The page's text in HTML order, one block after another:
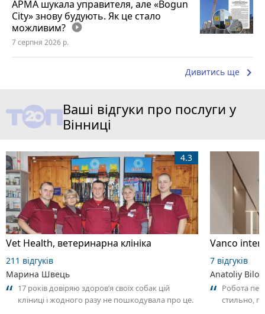
АРМА шукала управителя, але «Bogun
City» знову будують. Як це стало
можливим? play_circle_filled
7 серпня 2026 р.
Дивитись ще keyboard_arrow_right
Ваші відгуки про послуги у
Вінниці
Vet Health, ветеринарна клініка
4.3
211 відгуків
Марина Швець
17 років довіряю здоров’я своїх собак цій
кліниці і жодного разу не пошкодувала про це.
7 відгуків
Anatoliy
Робота
стильно,